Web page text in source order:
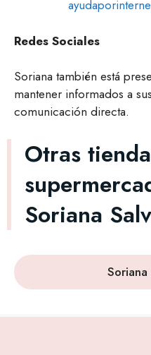
Redes Sociales
Soriana también está
mantener informados a
comunicación directa.
Otras
Soriana